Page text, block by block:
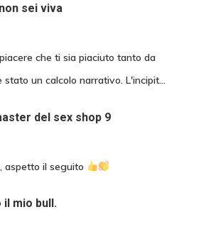
sei viva
che ti sia piaciuto tanto da
stato un calcolo narrativo. L'incipit…
del sex shop 9
aspetto il seguito
mio bull.